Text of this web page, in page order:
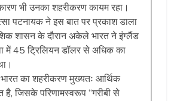
भी उनका शहरीकरण कायम रहा।
पटनायक ने इस बात पर प्रकाश डाला
शासन के दौरान अकेले भारत ने इंग्लैंड
में 45 ट्रिलियन डॉलर से अधिक का
का शहरीकरण मुख्यतः आर्थिक
जिसके परिणामस्वरूप “गरीबी से